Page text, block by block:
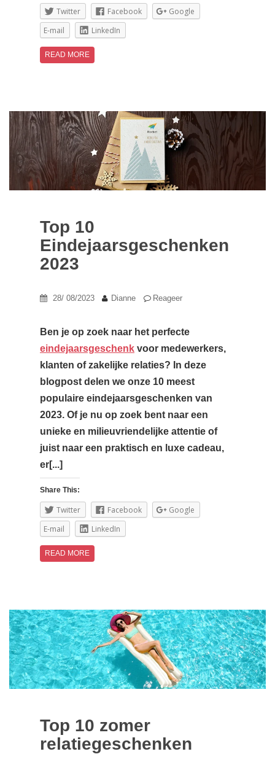
Twitter Facebook
Google
E-mail
LinkedIn
READ MORE
Top 10
Eindejaarsgeschenken
2023
28/ 08/2023 Dianne Reageer
Ben je op zoek naar het perfecte
eindejaarsgeschenk voor medewerkers,
klanten of zakelijke relaties? In deze
blogpost delen we onze 10 meest
populaire eindejaarsgeschenken van
2023. Of je nu op zoek bent naar een
unieke en milieuvriendelijke attentie of
juist naar een praktisch en luxe cadeau,
er[...]
Share This:
Twitter Facebook
Google
E-mail
LinkedIn
READ MORE
Top 10 zomer
relatiegeschenken